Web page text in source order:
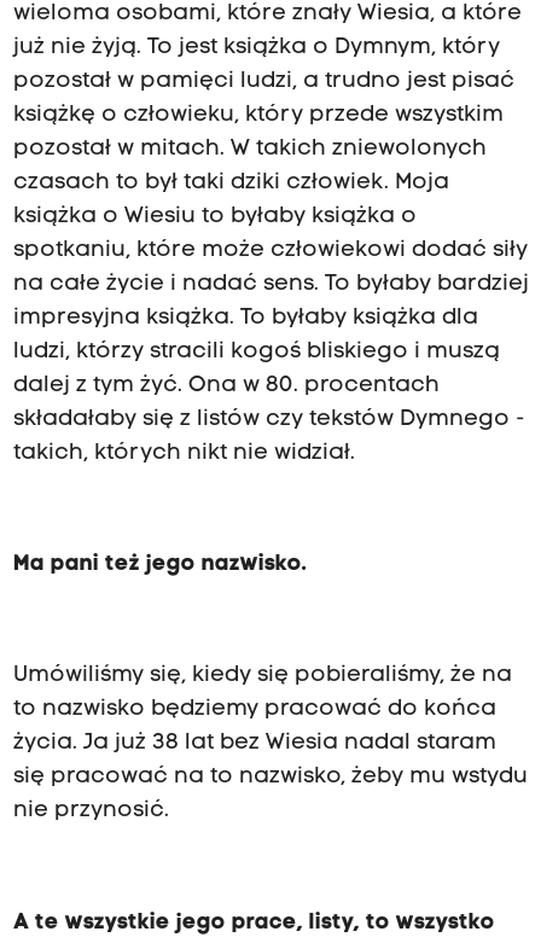
wieloma osobami, które znały Wiesia, a które
już nie żyją. To jest książka o Dymnym, który
pozostał w pamięci ludzi, a trudno jest pisać
książkę o człowieku, który przede wszystkim
pozostał w mitach. W takich zniewolonych
czasach to był taki dziki człowiek. Moja
książka o Wiesiu to byłaby książka o
spotkaniu, które może człowiekowi dodać siły
na całe życie i nadać sens. To byłaby bardziej
impresyjna książka. To byłaby książka dla
ludzi, którzy stracili kogoś bliskiego i muszą
dalej z tym żyć. Ona w 80. procentach
składałaby się z listów czy tekstów Dymnego -
takich, których nikt nie widział.
Ma pani też jego nazwisko.
Umówiliśmy się, kiedy się pobieraliśmy, że na
to nazwisko będziemy pracować do końca
życia. Ja już 38 lat bez Wiesia nadal staram
się pracować na to nazwisko, żeby mu wstydu
nie przynosić.
A te wszystkie jego prace, listy, to wszystko